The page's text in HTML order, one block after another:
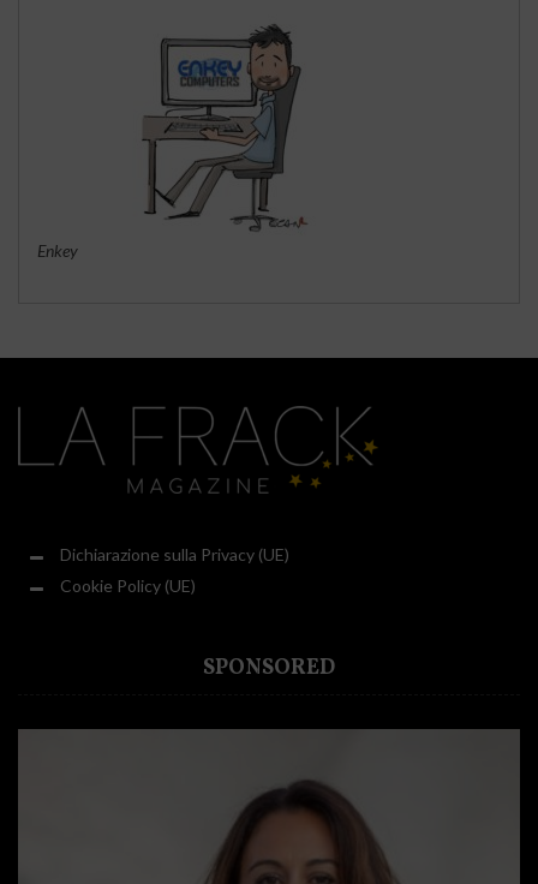
Enkey
Dichiarazione sulla Privacy (UE)
Cookie Policy (UE)
SPONSORED